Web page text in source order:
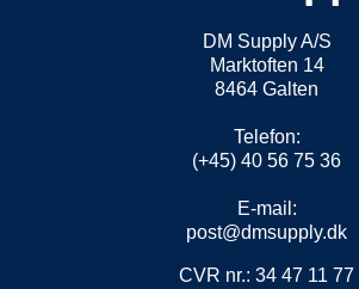
DM Supply A/S
Marktoften 14
8464 Galten
Telefon:
(+45) 40 56 75 36
E-mail:
post@dmsupply.dk
CVR nr.: 34 47 11 77